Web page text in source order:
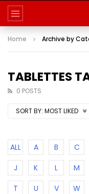
Home Archive by
TABLETTES
0 POSTS
SORT BY: MOST LIKED
ALL A B C
J
K L M
T
U V W